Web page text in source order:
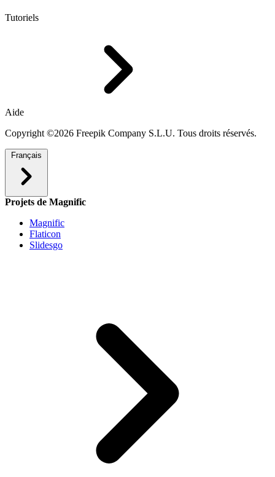
Tutoriels
Aide
Copyright ©2026 Freepik Company S.L.U. Tous droits réservés.
Français
Projets de Magnific
Magnific
Flaticon
Slidesgo